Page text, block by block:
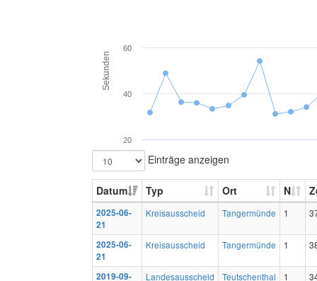
Sekunden
20
40
60
Einträge anzeigen
Datum Typ Ort N
2025-06-
21
Kreisausscheid Tangermünde 1
2025-06-
21
Kreisausscheid Tangermünde 1
2019-09-
Landesausscheid Teutschenthal 1